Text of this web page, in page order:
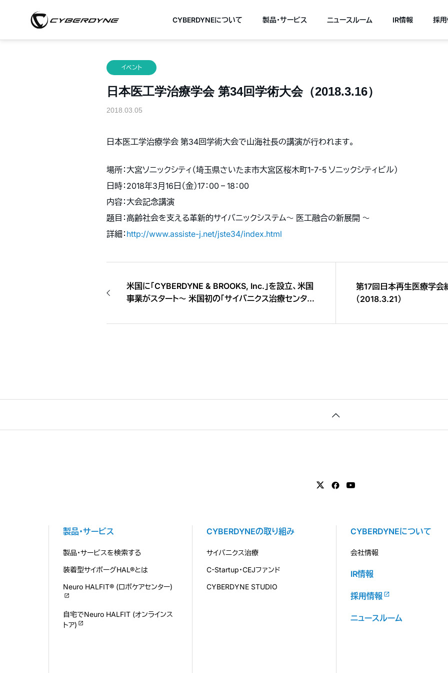
CYBERDYNEについて 製品・サービス ニュースルーム IR情報 採
イベント
日本医工学治療学会 第34回学術大会（2018.3.16）
2018.03.05
日本医工学治療学会 第34回学術大会で山海社長の講演が行われます。
場所：大宮ソニックシティ（埼玉県さいたま市大宮区桜木町1-7-5 ソニックシティビル）
日時：2018年3月16日（金）17：00 – 18：00
内容：大会記念講演
題目：高齢社会を支える革新的サイバニックシステム〜 医工融合の新展開 〜
詳細： http://www.assiste-j.net/jste34/index.html
米国に「CYBERDYNE & BROOKS, Inc.」を設立、米国
事業がスタート〜 米国初の「サイバニクス治療センタ
第17回日本再生医療学会
（2018.3.21）
製品・サービス
製品・サービスを検索する
装着型サイボーグHAL®とは
Neuro HALFIT® (ロボケアセンター)
自宅でNeuro HALFIT (オンラインス
トア)
CYBERDYNEの取り組み
サイバニクス治療
C-Startup・CEJファンド
CYBERDYNE STUDIO
CYBERDYNEについて
会社情報
IR情報
採用情報
ニュースルーム